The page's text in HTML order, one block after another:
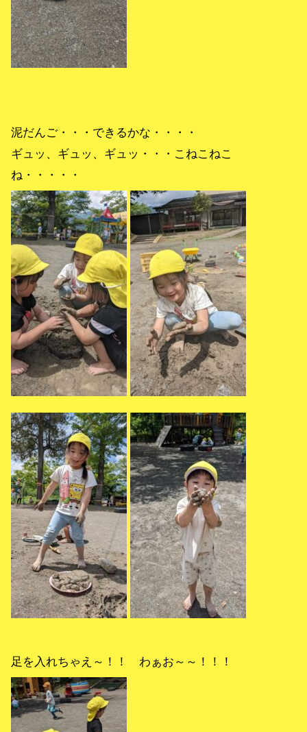
泥だんご・・・できるかな・・・・
ギュッ、ギュッ、ギュッ・・・こねこねこ
ね・・・・・
足を入れちゃえ～！！ わぁお～～！！！